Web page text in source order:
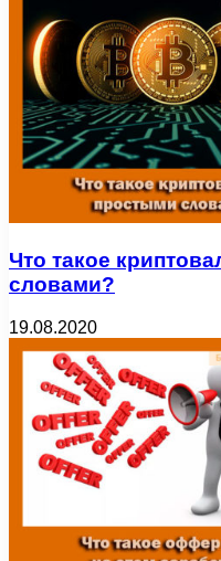
Что такое
словами?
19.08.2020